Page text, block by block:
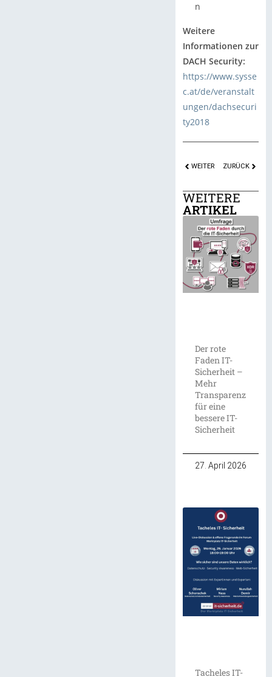
n
Weitere
Informationen zur
DACH Security:
https://www.sysse
c.at/de/veranstalt
ungen/dachsecuri
ty2018
WEITER ZURÜCK
WEITERE
ARTIKEL
Der rote
Faden IT-
Sicherheit –
Mehr
Transparenz
für eine
bessere IT-
Sicherheit
27. April 2026
Tacheles IT-